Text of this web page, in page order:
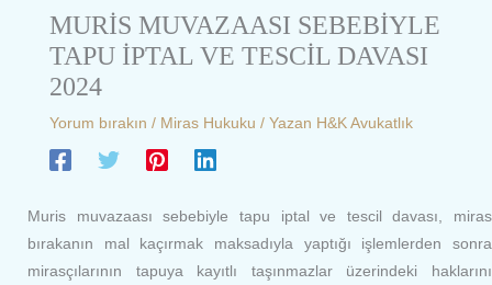
MURİS MUVAZAASI SEBEBİYLE
TAPU İPTAL VE TESCİL DAVASI
2024
Yorum bırakın / Miras Hukuku / Yazan H&K Avukatlık
Muris muvazaası sebebiyle tapu iptal ve tescil davası, miras
bırakanın mal kaçırmak maksadıyla yaptığı işlemlerden sonra
mirasçılarının tapuya kayıtlı taşınmazlar üzerindeki haklarını